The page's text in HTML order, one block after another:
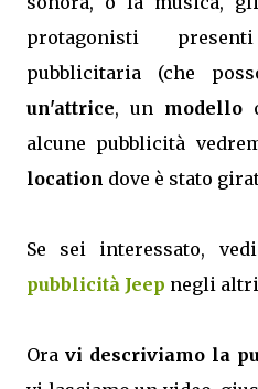
protagonisti
pubblicitaria (che
un'attrice, un modello
alcune pubblicità
location dove è stato
Se sei interessato,
pubblicità Jeep negli
Ora vi descriviamo la